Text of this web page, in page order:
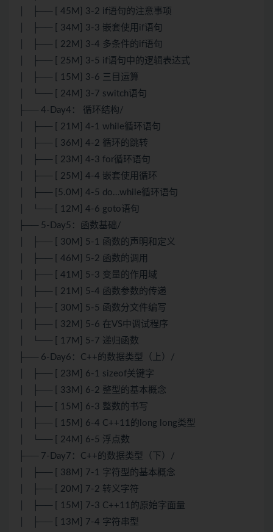
│ ├── [ 45M] 3-2 if语句的注意事项
│ ├── [ 34M] 3-3 嵌套使用if语句
│ ├── [ 22M] 3-4 多条件的if语句
│ ├── [ 25M] 3-5 if语句中的逻辑表达式
│ ├── [ 15M] 3-6 三目运算
│ └── [ 24M] 3-7 switch语句
├── 4-Day4： 循环结构/
│ ├── [ 21M] 4-1 while循环语句
│ ├── [ 36M] 4-2 循环的跳转
│ ├── [ 23M] 4-3 for循环语句
│ ├── [ 25M] 4-4 嵌套使用循环
│ ├── [5.0M] 4-5 do…while循环语句
│ └── [ 12M] 4-6 goto语句
├── 5-Day5：函数基础/
│ ├── [ 30M] 5-1 函数的声明和定义
│ ├── [ 46M] 5-2 函数的调用
│ ├── [ 41M] 5-3 变量的作用域
│ ├── [ 21M] 5-4 函数参数的传递
│ ├── [ 30M] 5-5 函数分文件编写
│ ├── [ 32M] 5-6 在VS中调试程序
│ └── [ 17M] 5-7 递归函数
├── 6-Day6：C++的数据类型（上）/
│ ├── [ 23M] 6-1 sizeof关键字
│ ├── [ 33M] 6-2 整型的基本概念
│ ├── [ 15M] 6-3 整数的书写
│ ├── [ 15M] 6-4 C++11的long long类型
│ └── [ 24M] 6-5 浮点数
├── 7-Day7：C++的数据类型（下）/
│ ├── [ 38M] 7-1 字符型的基本概念
│ ├── [ 20M] 7-2 转义字符
│ ├── [ 15M] 7-3 C++11的原始字面量
│ ├── [ 13M] 7-4 字符串型